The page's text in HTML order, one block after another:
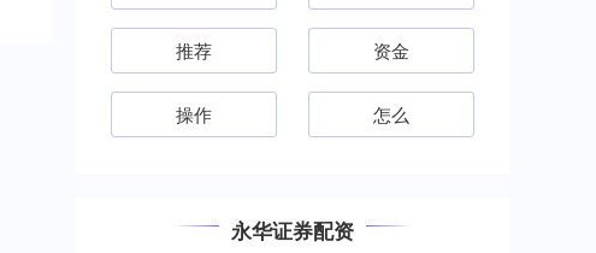
推荐 资金
操作 怎么
永华证券配资